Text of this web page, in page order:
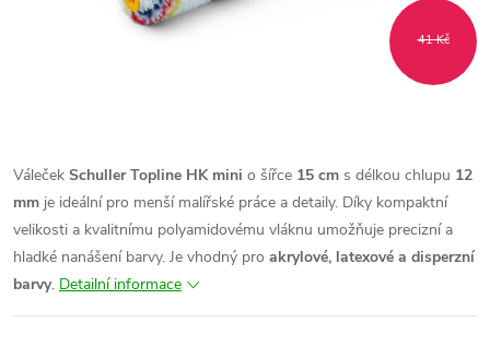
41 Kč
Váleček Schuller Topline HK mini o šířce 15 cm s délkou chlupu 12
mm je ideální pro menší malířské práce a detaily. Díky kompaktní
velikosti a kvalitnímu polyamidovému vláknu umožňuje precizní a
hladké nanášení barvy. Je vhodný pro akrylové, latexové a disperzní
barvy. Detailní informace